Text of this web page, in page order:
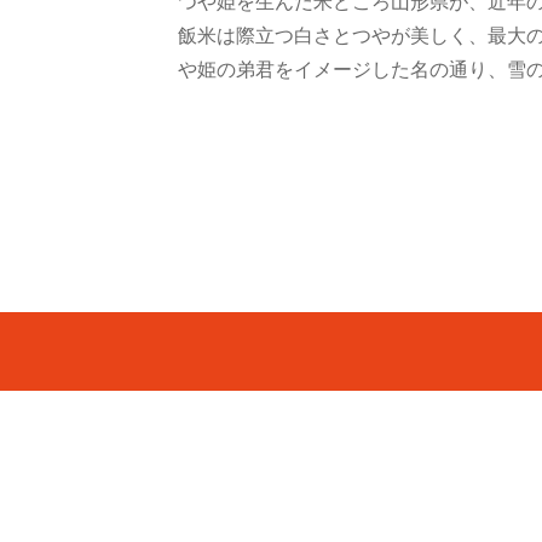
飯米は際立つ白さとつやが美しく、最大
や姫の弟君をイメージした名の通り、雪